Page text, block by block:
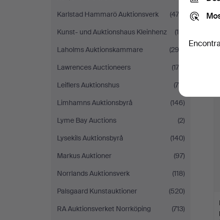
Karlstad Hammarö Auktionsverk
(474)
Kunst- und Auktionshaus Kleinhenz
(10)
Laholms Auktionskammare
(292)
Lawrences Auctioneers
(174)
Leiflers Auktionshus
(78)
Limhamns Auktionsbyrå
(146)
Lyme Bay Auctions
(2)
Lysekils Auktionsbyrå
(140)
Markus Auktioner
(97)
Norrlands Auktionsverk
(118)
Palsgaard Kunstauktioner
(520)
RA Auktionsverket Norrköping
(713)